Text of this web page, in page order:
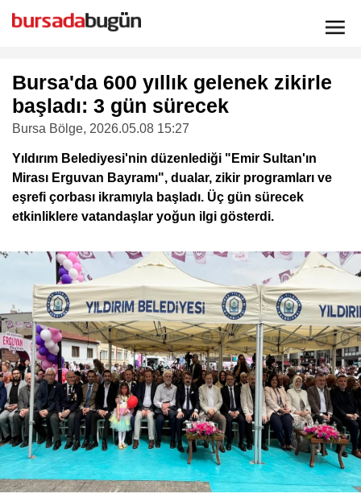
Bursa'da 600 yıllık gelenek zikirle
başladı: 3 gün sürecek
Bursa Bölge, 2026.05.08 15:27
Yıldırım Belediyesi'nin düzenlediği "Emir Sultan'ın
Mirası Erguvan Bayramı", dualar, zikir programları ve
eşrefi çorbası ikramıyla başladı. Üç gün sürecek
etkinliklere vatandaşlar yoğun ilgi gösterdi.